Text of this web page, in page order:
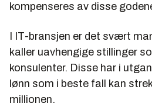
kompenseres av disse
I IT-bransjen er det svært
kaller uavhengige stillinger
konsulenter. Disse har i
lønn som i beste fall kan
millionen.